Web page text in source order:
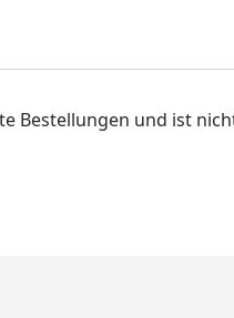
Bestellungen und ist